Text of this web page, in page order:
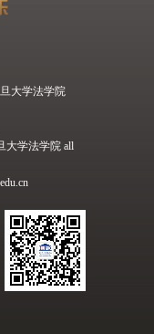
大学法学院
大学法学院 all